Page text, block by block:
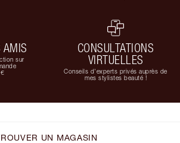
AMIS
sur
CONSULTATIONS
VIRTUELLES
Conseils d'experts privés auprès de
mes stylistes beauté !
UN MAGASIN